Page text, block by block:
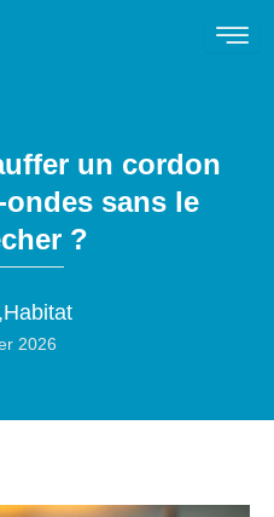
un cordon
sans le
?
Habitat
2026